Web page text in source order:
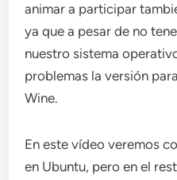
animar a participar
ya que a pesar de no
nuestro sistema
problemas la versión
Wine.
En este vídeo veremos
en Ubuntu, pero en el